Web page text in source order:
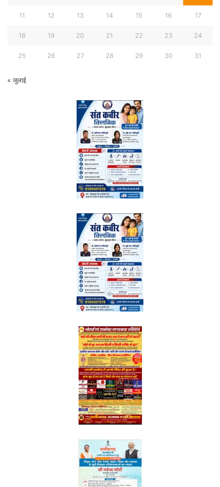
11 12 13 14 15 16 17
18 19 20 21 22 23 24
25 26 27 28 29 30 31
« जुलाई